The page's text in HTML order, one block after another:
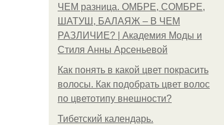
ЧЕМ разница. ОМБРЕ, СОМБРЕ,
ШАТУШ, БАЛАЯЖ – В ЧЕМ
РАЗЛИЧИЕ? | Академия Моды и
Стиля Анны Арсеньевой
Как понять в какой цвет покрасить
волосы. Как подобрать цвет волос
по цветотипу внешности?
Тибетский календарь.